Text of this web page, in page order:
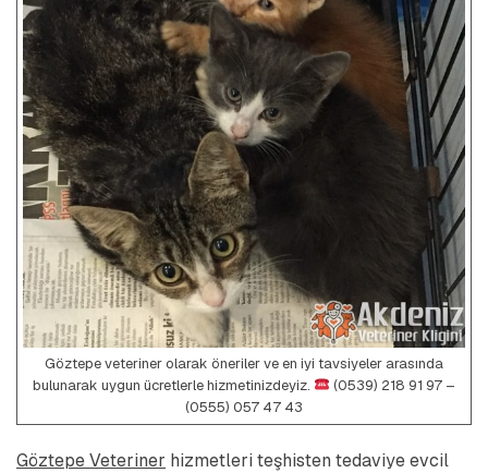
Göztepe veteriner olarak öneriler ve en iyi tavsiyeler arasında
bulunarak uygun ücretlerle hizmetinizdeyiz.
(0539) 218 91 97 –
(0555) 057 47 43
Göztepe Veteriner hizmetleri teşhisten tedaviye evcil